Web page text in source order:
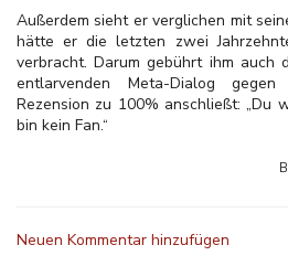
Außerdem sieht er verglichen mit
hätte er die letzten zwei
verbracht. Darum gebührt ihm auch
entlarvenden Meta-Dialog
Rezension zu 100% anschließt: „Du
bin kein Fan.“
Neuen Kommentar hinzufügen